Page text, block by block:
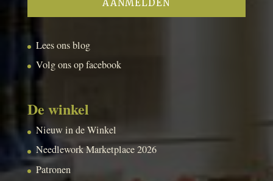
Lees ons blog
Volg ons op facebook
De winkel
Nieuw in de Winkel
Needlework Marketplace 2026
Patronen